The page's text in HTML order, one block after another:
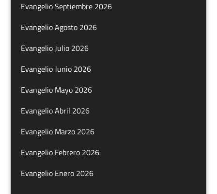
Evangelio Septiembre 2026
Evangelio Agosto 2026
Evangelio Julio 2026
Evangelio Junio 2026
Evangelio Mayo 2026
Evangelio Abril 2026
Evangelio Marzo 2026
Evangelio Febrero 2026
Evangelio Enero 2026